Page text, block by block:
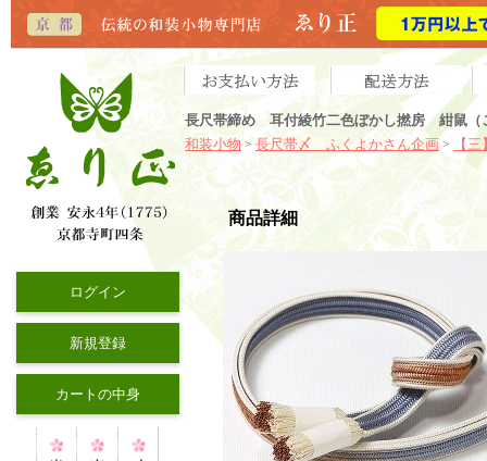
長尺帯締め 耳付綾竹二色ぼかし撚房 紺鼠（
和装小物 > 長尺帯〆 ふくよかさん企画 > 【三
ログイン
新規登録
カートの中身
商品詳細